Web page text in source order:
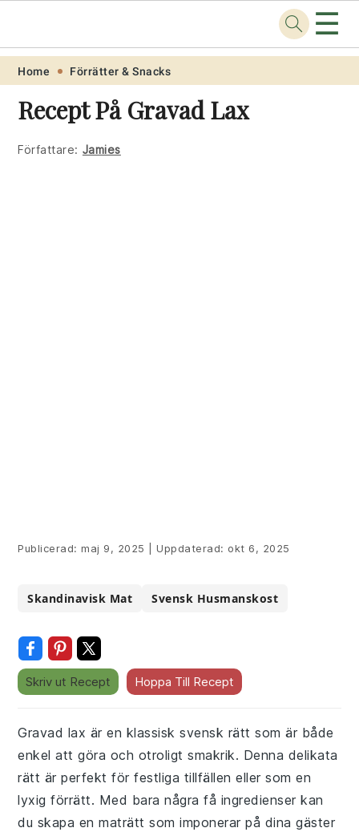
Skip
primary
navigation
Skip
main
content
Skip
primary
sidebar
Skip
footer
Recept.one ☰
Home Förrätter & Snacks
Recept På Gravad Lax
Författare: Jamies
Publicerad:maj 9, 2025 Uppdaterad: okt 6, 2025
Skandinavisk Mat Svensk Husmanskost
Skriv ut Recept Hoppa Till Recept
Gravad lax är en klassisk svensk rätt som är både
enkel att göra och otroligt smakrik. Denna delikata
rätt är perfekt för festliga tillfällen eller som en
lyxig förrätt. Med bara några få ingredienser kan
du skapa en maträtt som imponerar på dina gäster